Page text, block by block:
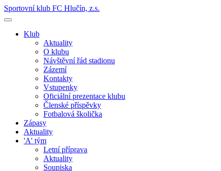
Sportovní klub FC Hlučín, z.s.
Klub
Aktuality
O klubu
Návštěvní řád stadionu
Zázemí
Kontakty
Vstupenky
Oficiální prezentace klubu
Členské příspěvky
Fotbalová školička
Zápasy
Aktuality
'A' tým
Letní příprava
Aktuality
Soupiska